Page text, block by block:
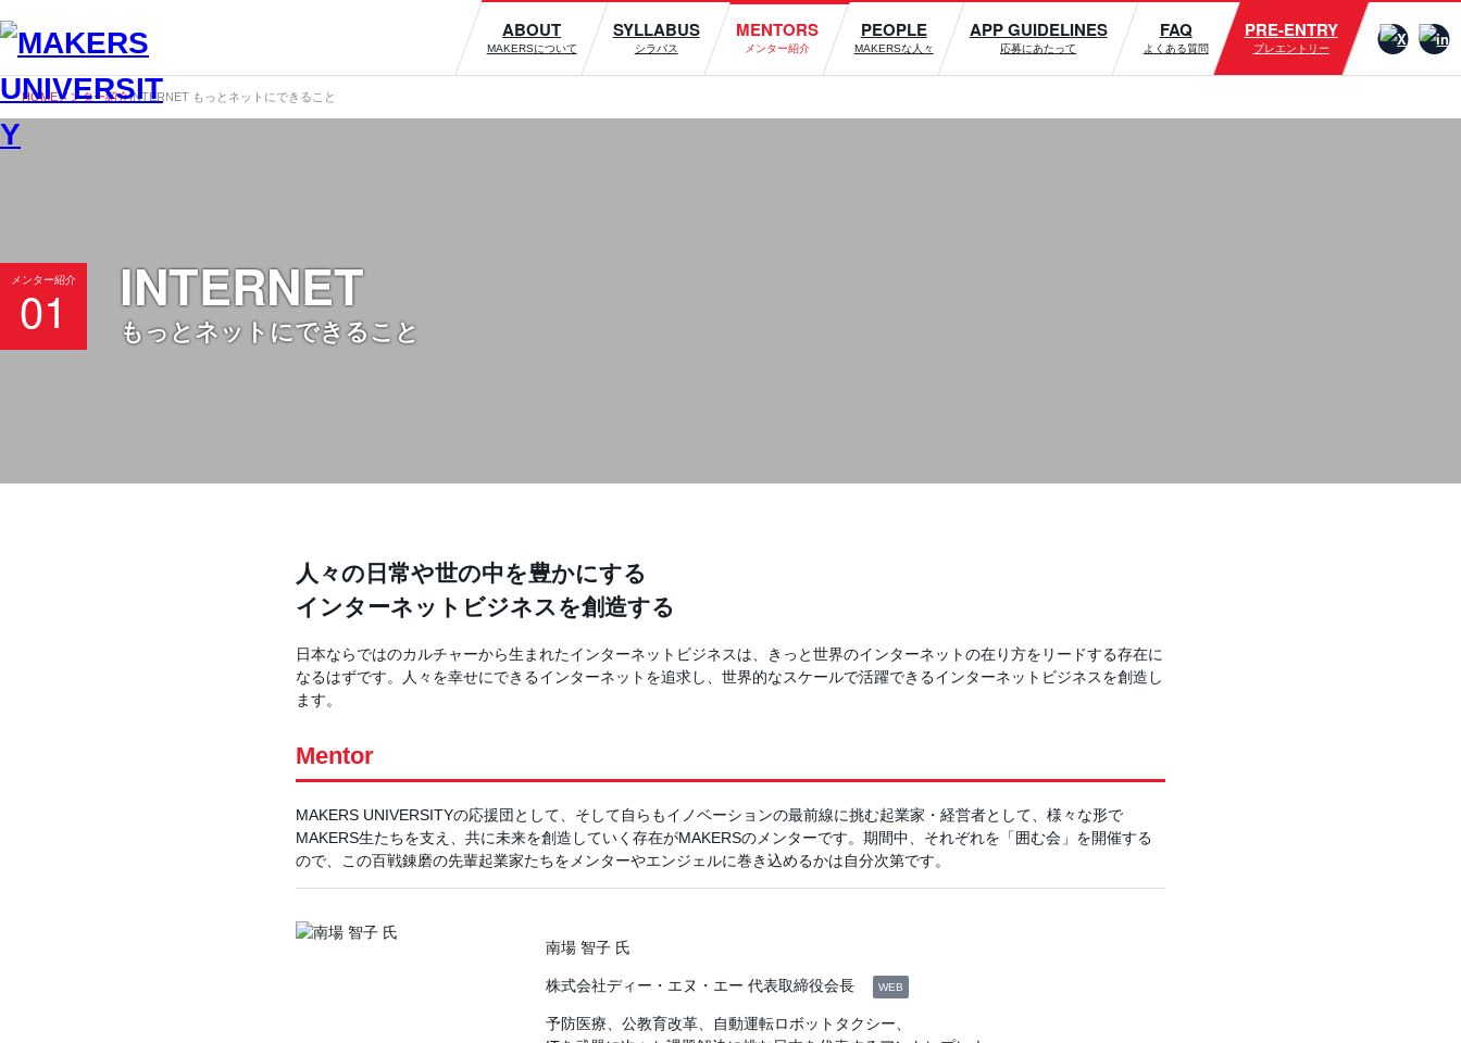
ABOUT
MAKERSについて
SYLLABUS
シラバス
MENTORS
メンター紹介
PEOPLE
MAKERSな人々
APP GUIDELINES
応募にあたって
FAQ
よくある質問
PRE-ENTRY
プレエントリー
HOMEメンター紹介INTERNET もっとネットにできること
メンター紹介
01 INTERNET
もっとネットにできること
人々の日常や世の中を豊かにする
インターネットビジネスを創造する
日本ならではのカルチャーから生まれたインターネットビジネスは、きっと世界のインターネットの在り方をリードする存在に
なるはずです。人々を幸せにできるインターネットを追求し、世界的なスケールで活躍できるインターネットビジネスを創造し
ます。
Mentor
MAKERS UNIVERSITYの応援団として、そして自らもイノベーションの最前線に挑む起業家・経営者として、様々な形で
MAKERS生たちを支え、共に未来を創造していく存在がMAKERSのメンターです。期間中、それぞれを「囲む会」を開催する
ので、この百戦錬磨の先輩起業家たちをメンターやエンジェルに巻き込めるかは自分次第です。
南場 智子 氏
株式会社ディー・エヌ・エー 代表取締役会長 WEB
予防医療、公教育改革、自動運転ロボットタクシー、